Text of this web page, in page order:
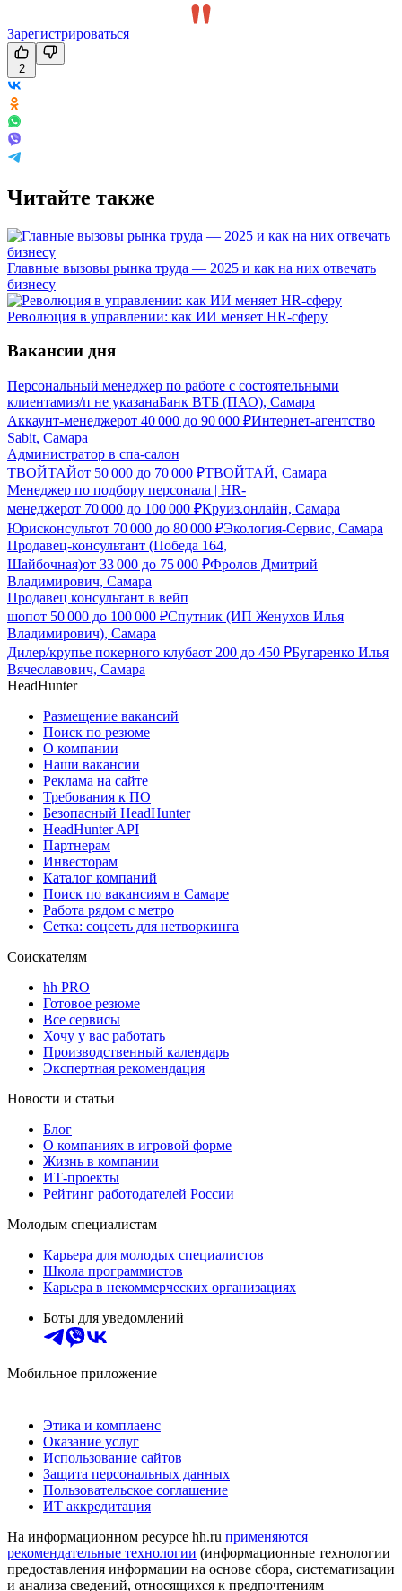
Зарегистрироваться
2
Читайте также
Главные вызовы рынка труда — 2025 и как на них отвечать
бизнесу
Революция в управлении: как ИИ меняет HR-сферу
Вакансии дня
Персональный менеджер по работе с состоятельными
клиентамиз/п не указанаБанк ВТБ (ПАО), Самара
Аккаунт-менеджерот 40 000 до 90 000 ₽Интернет-агентство
Sabit, Самара
Администратор в спа-салон
ТВОЙТАЙот 50 000 до 70 000 ₽ТВОЙТАЙ, Самара
Менеджер по подбору персонала | HR-
менеджерот 70 000 до 100 000 ₽Круиз.онлайн, Самара
Юрисконсультот 70 000 до 80 000 ₽Экология-Сервис, Самара
Продавец-консультант (Победа 164,
Шайбочная)от 33 000 до 75 000 ₽Фролов Дмитрий
Владимирович, Самара
Продавец консультант в вейп
шопот 50 000 до 100 000 ₽Спутник (ИП Женухов Илья
Владимирович), Самара
Дилер/крупье покерного клубаот 200 до 450 ₽Бугаренко Илья
Вячеславович, Самара
HeadHunter
Размещение вакансий
Поиск по резюме
О компании
Наши вакансии
Реклама на сайте
Требования к ПО
Безопасный HeadHunter
HeadHunter API
Партнерам
Инвесторам
Каталог компаний
Поиск по вакансиям в Самаре
Работа рядом с метро
Сетка: соцсеть для нетворкинга
Соискателям
hh PRO
Готовое резюме
Все сервисы
Хочу у вас работать
Производственный календарь
Экспертная рекомендация
Новости и статьи
Блог
О компаниях в игровой форме
Жизнь в компании
ИТ-проекты
Рейтинг работодателей России
Молодым специалистам
Карьера для молодых специалистов
Школа программистов
Карьера в некоммерческих организациях
Боты для уведомлений
Мобильное приложение
Этика и комплаенс
Оказание услуг
Использование сайтов
Защита персональных данных
Пользовательское соглашение
ИТ аккредитация
На информационном ресурсе hh.ru применяются
рекомендательные технологии (информационные технологии
предоставления информации на основе сбора, систематизации
и анализа сведений, относящихся к предпочтениям